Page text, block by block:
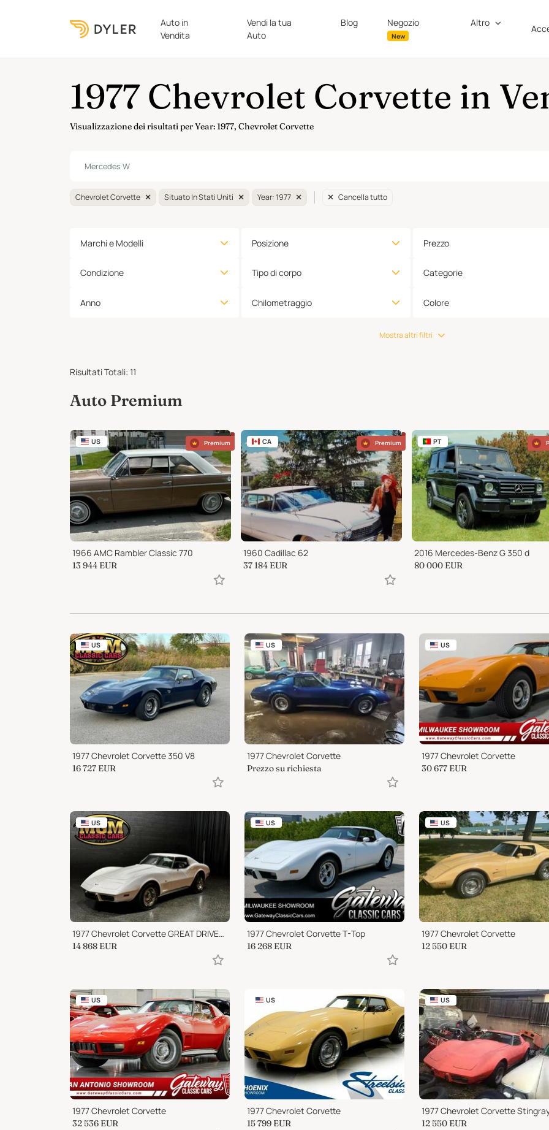
Auto in
Vendita
Vendi la tua
Auto
Blog Negozio
New
Altro
1977 Chevrolet Corvette in
Visualizzazione dei risultati per Year: 1977, Chevrolet Corvette
Chevrolet Corvette Situato In Stati Uniti Year: 1977 Cancella tutto
Marchi e Modelli
Condizione
Anno
Posizione
Tipo di corpo
Chilometraggio
Prezzo
Categorie
Colore
Mostra altri filtri
Risultati Totali: 11
Auto Premium
US Premium
1966 AMC Rambler Classic 770
13 944 EUR
CA Premium
1960 Cadillac 62
37 184 EUR
PT
2016 Mercedes-Benz G 350 d
80 000 EUR
US
1977 Chevrolet Corvette 350 V8
16 727 EUR
US
1977 Chevrolet Corvette
Prezzo su richiesta
US
1977 Chevrolet Corvette
30 677 EUR
US
1977 Chevrolet Corvette GREAT DRIVER 350cid 5.7 LITER T TOPS AUTOMATIC!
14 868 EUR
US
1977 Chevrolet Corvette T-Top
16 268 EUR
US
1977 Chevrolet Corvette
12 550 EUR
US
1977 Chevrolet Corvette
32 536 EUR
US
1977 Chevrolet Corvette
15 799 EUR
US
1977 Chevrolet Corvette
12 550 EUR